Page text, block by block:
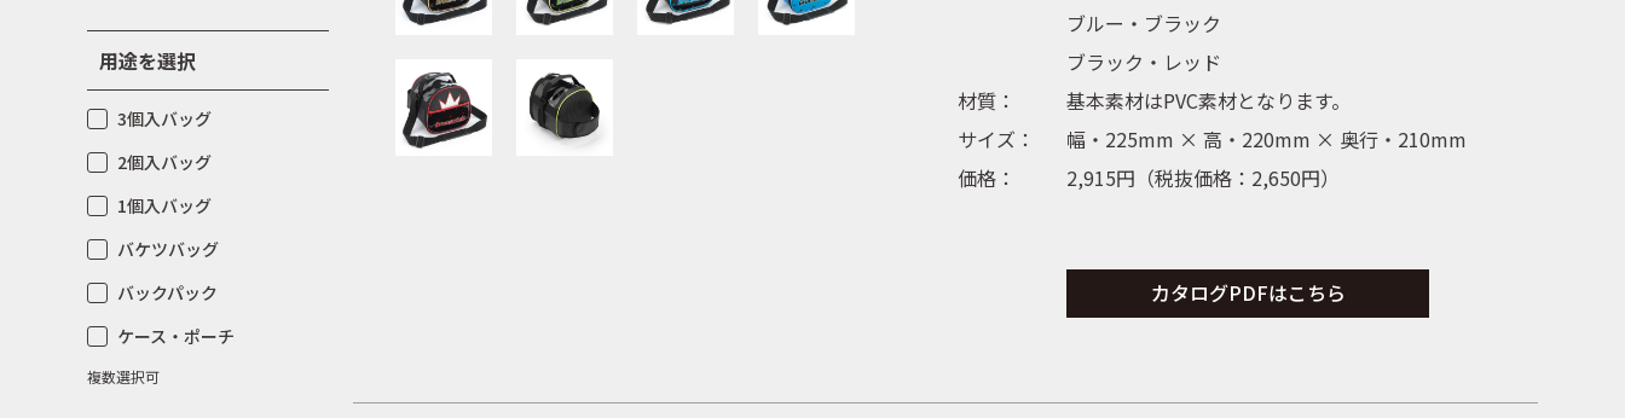
用途を選択
3個入バッグ
2個入バッグ
1個入バッグ
バケツバッグ
バックパック
ケース・ポーチ
複数選択可
ブルー・ブラック
ブラック・レッド
材質：
基本素材はPVC素材となります。
サイズ：
幅・225mm × 高・220mm × 奥行・210mm
価格：
2,915円（税抜価格： 2,650円）
カタログPDFはこちら